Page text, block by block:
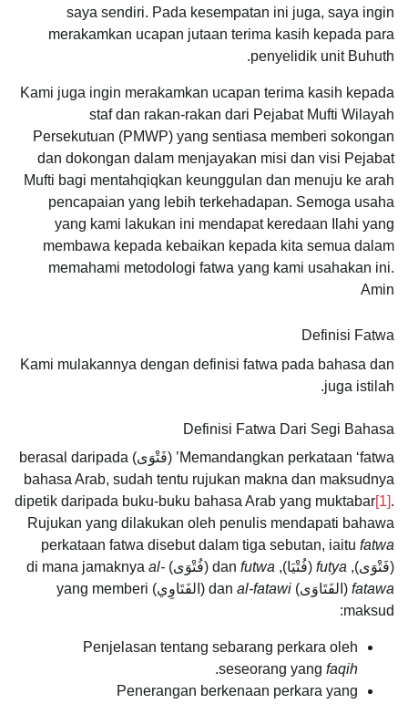
saya sendiri. Pada kesempatan ini juga, saya ingin
merakamkan ucapan jutaan terima kasih kepada para
penyelidik unit Buhuth.
Kami juga ingin merakamkan ucapan terima kasih kepada
staf dan rakan-rakan dari Pejabat Mufti Wilayah
Persekutuan (PMWP) yang sentiasa memberi sokongan
dan dokongan dalam menjayakan misi dan visi Pejabat
Mufti bagi mentahqiqkan keunggulan dan menuju ke arah
pencapaian yang lebih terkehadapan. Semoga usaha
yang kami lakukan ini mendapat keredaan Ilahi yang
membawa kepada kebaikan kepada kita semua dalam
memahami metodologi fatwa yang kami usahakan ini.
Amin
Definisi Fatwa
Kami mulakannya dengan definisi fatwa pada bahasa dan
juga istilah.
Definisi Fatwa Dari Segi Bahasa
Memandangkan perkataan ‘fatwa’ (فَتْوَى) berasal daripada
bahasa Arab, sudah tentu rujukan makna dan maksudnya
dipetik daripada buku-buku bahasa Arab yang muktabar [1] .
Rujukan yang dilakukan oleh penulis mendapati bahawa
perkataan fatwa disebut dalam tiga sebutan, iaitu fatwa
(فَتْوَى), futya (فُتْيَا), dan futwa (فُتْوَى) di mana jamaknya al-
fatawa (الفَتَاوَى) dan al-fatawi
(الفَتَاوِي) yang memberi
maksud:
Penjelasan tentang sebarang perkara oleh
seseorang yang faqih
.
Penerangan berkenaan perkara yang